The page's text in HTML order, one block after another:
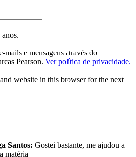
mails e mensagens através do
Pearson. Ver política de privacidade.
website in this browser for the next
Santos: Gostei bastante, me ajudou a
matéria